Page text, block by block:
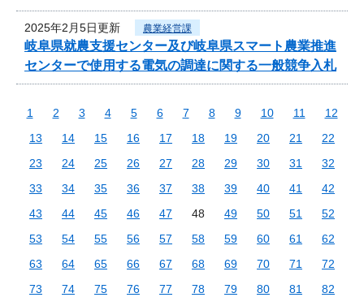
2025年2月5日更新 農業経営課
岐阜県就農支援センター及び岐阜県スマート農業推進
センターで使用する電気の調達に関する一般競争入札
1 2 3 4 5 6 7 8 9 10 11
12
13
14 15 16 17 18 19 20 21
22
23
24 25 26 27 28 29 30 31
32
33
34 35 36 37 38 39 40 41
42
43
44 45 46 47 48 49 50 51
52
53
54 55 56 57 58 59 60 61
62
63
64 65 66 67 68 69 70 71
72
73
74 75 76 77 78 79 80 81
82